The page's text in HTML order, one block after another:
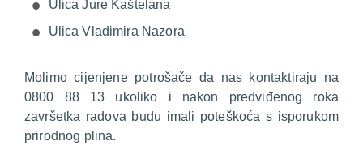
Ulica Jure Kaštelana
Ulica Vladimira Nazora
Molimo cijenjene potrošače da nas kontaktiraju na
0800 88 13 ukoliko i nakon predviđenog roka
završetka radova budu imali poteškoća s isporukom
prirodnog plina.